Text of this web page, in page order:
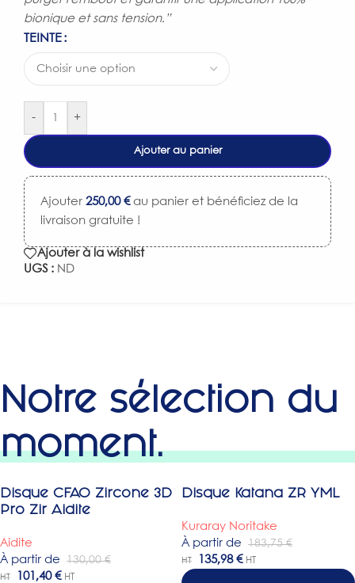
bionique et sans tension.”
TEINTE
- +
Ajouter au panier
Ajouter 250,00 €au panier et bénéficiez de la
livraison gratuite !
Ajouter à la wishlist
UGS : ND
Notre sélection du
moment.
jusqu'à -27%
Disque CFAO Zircone 3D
Pro Zir Aidite
Aidite
À partir de
130,00€
HT 101,40 € HT
-26%
Disque Katana ZR YML
Kuraray Noritake
À partir de
183,75€
HT 135,98 € HT